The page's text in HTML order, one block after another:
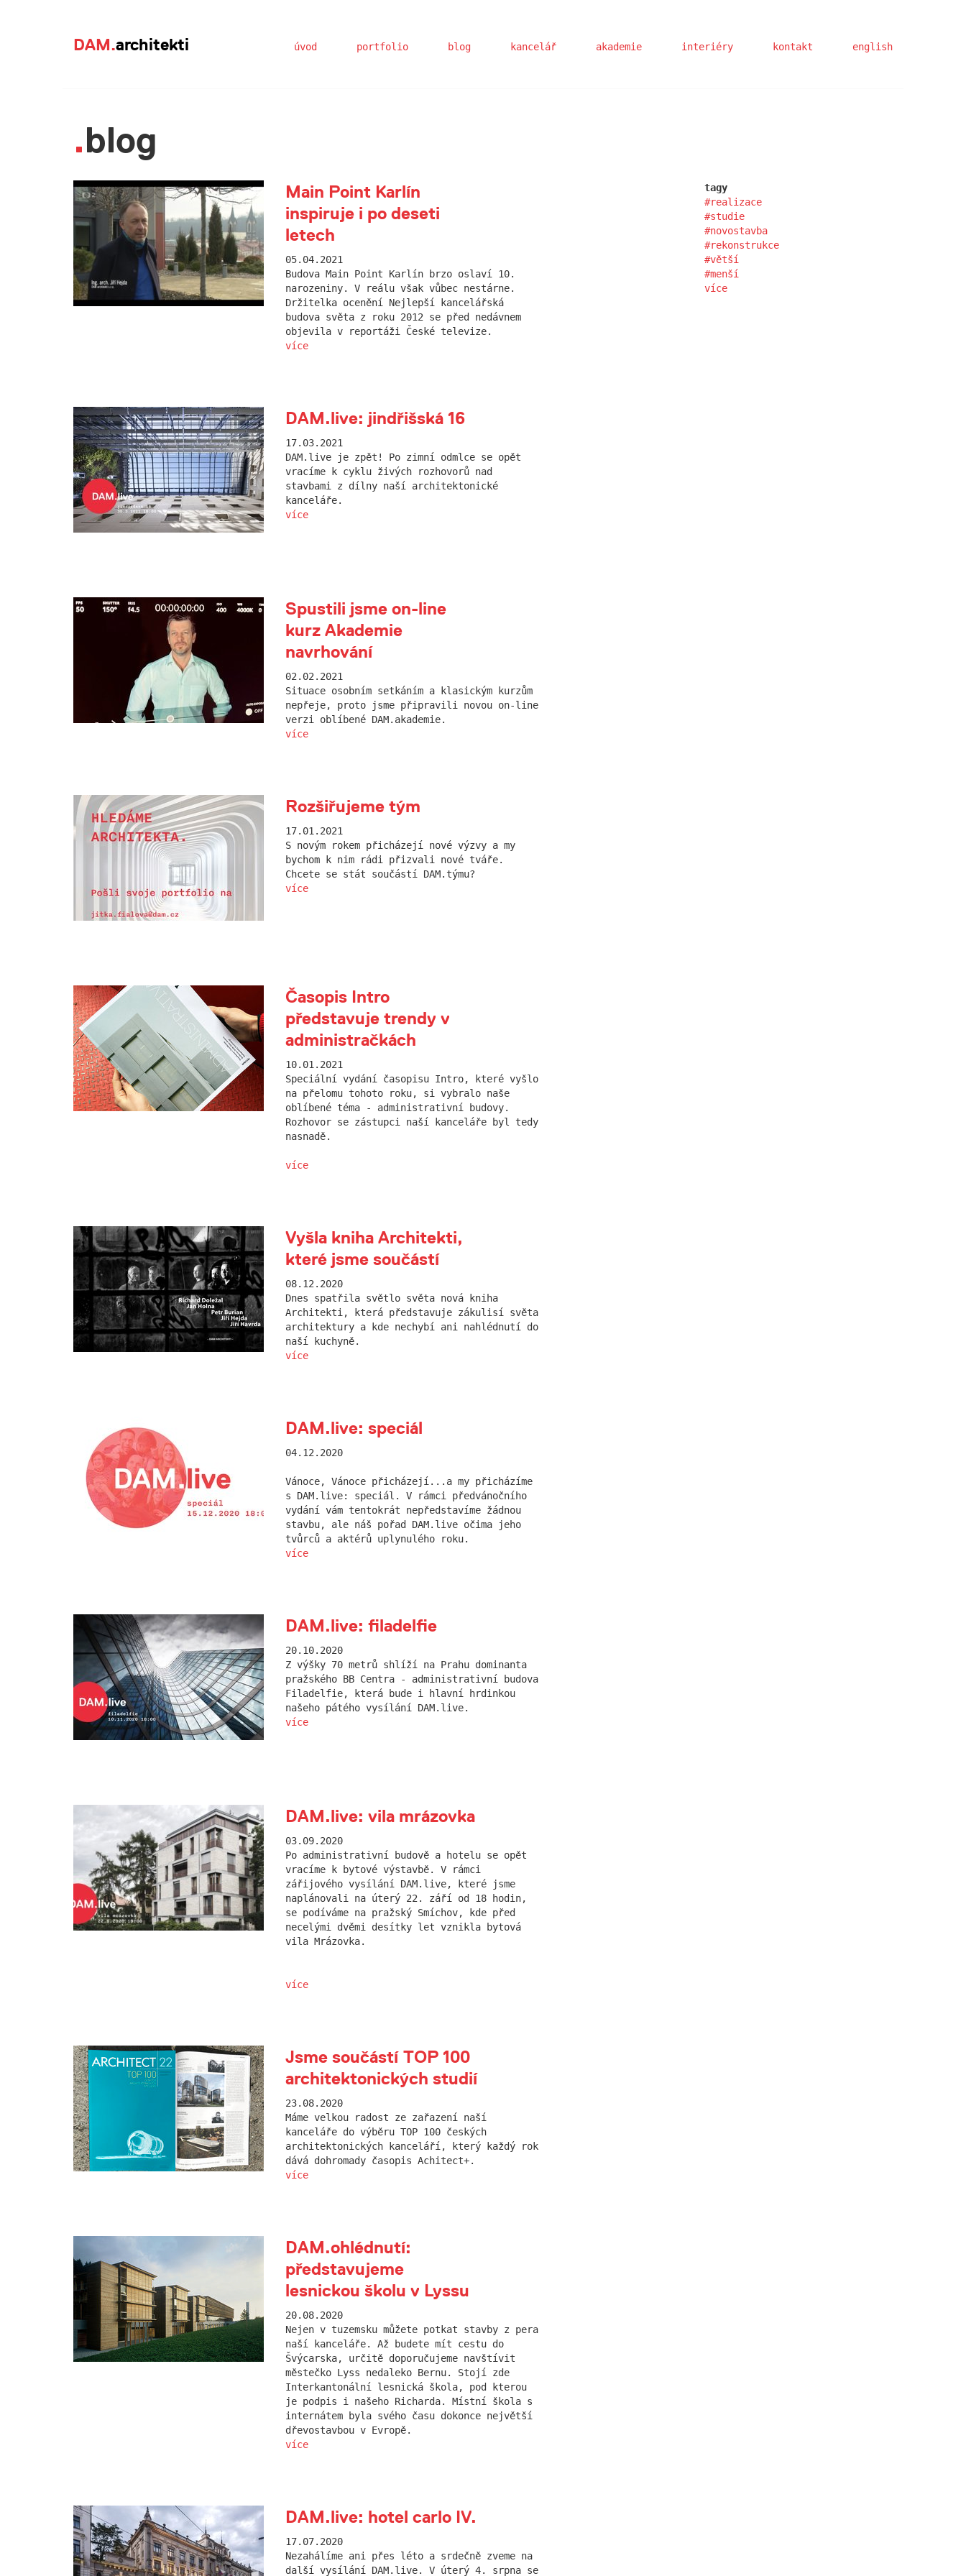
DAM.architekti úvod portfolio blog kancelář akademie interiéry kontakt english
blog
Main Point Karlín
inspiruje i po deseti
letech
05.04.2021
Budova Main Point Karlín brzo oslaví 10.
narozeniny. V reálu však vůbec nestárne.
Držitelka ocenění Nejlepší kancelářská
budova světa z roku 2012 se před nedávnem
objevila v reportáži České televize.
více
DAM.live: jindřišská 16
17.03.2021
DAM.live je zpět! Po zimní odmlce se opět
vracíme k cyklu živých rozhovorů nad
stavbami z dílny naší architektonické
kanceláře.
více
Spustili jsme on-line
kurz Akademie
navrhování
02.02.2021
Situace osobním setkáním a klasickým kurzům
nepřeje, proto jsme připravili novou on-line
verzi oblíbené DAM.akademie.
více
Rozšiřujeme tým
17.01.2021
S novým rokem přicházejí nové výzvy a my
bychom k nim rádi přizvali nové tváře.
Chcete se stát součástí DAM.týmu?
více
Časopis Intro
představuje trendy v
administračkách
10.01.2021
Speciální vydání časopisu Intro, které vyšlo
na přelomu tohoto roku, si vybralo naše
oblíbené téma - administrativní budovy.
Rozhovor se zástupci naší kanceláře byl tedy
nasnadě.
více
Vyšla kniha Architekti,
které jsme součástí
08.12.2020
Dnes spatřila světlo světa nová kniha
Architekti, která představuje zákulisí světa
architektury a kde nechybí ani nahlédnutí do
naší kuchyně.
více
DAM.live: speciál
04.12.2020
Vánoce, Vánoce přicházejí...a my přicházíme
s DAM.live: speciál. V rámci předvánočního
vydání vám tentokrát nepředstavíme žádnou
stavbu, ale náš pořad DAM.live očima jeho
tvůrců a aktérů uplynulého roku.
více
DAM.live: filadelfie
20.10.2020
Z výšky 70 metrů shlíží na Prahu dominanta
pražského BB Centra - administrativní budova
Filadelfie, která bude i hlavní hrdinkou
našeho pátého vysílání DAM.live.
více
DAM.live: vila mrázovka
03.09.2020
Po administrativní budově a hotelu se opět
vracíme k bytové výstavbě. V rámci
zářijového vysílání DAM.live, které jsme
naplánovali na úterý 22. září od 18 hodin,
se podíváme na pražský Smíchov, kde před
necelými dvěmi desítky let vznikla bytová
vila Mrázovka.
více
Jsme součástí TOP 100
architektonických studií
23.08.2020
Máme velkou radost ze zařazení naší
kanceláře do výběru TOP 100 českých
architektonických kanceláří, který každý rok
dává dohromady časopis Achitect+.
více
DAM.ohlédnutí:
představujeme
lesnickou školu v Lyssu
20.08.2020
Nejen v tuzemsku můžete potkat stavby z pera
naší kanceláře. Až budete mít cestu do
Švýcarska, určitě doporučujeme navštívit
městečko Lyss nedaleko Bernu. Stojí zde
Interkantonální lesnická škola, pod kterou
je podpis i našeho Richarda. Místní škola s
internátem byla svého času dokonce největší
dřevostavbou v Evropě.
více
DAM.live: hotel carlo IV.
17.07.2020
Nezahálíme ani přes léto a srdečně zveme na
další vysílání DAM.live. V úterý 4. srpna se
tagy
realizace
studie
novostavba
rekonstrukce
větší
menší
více